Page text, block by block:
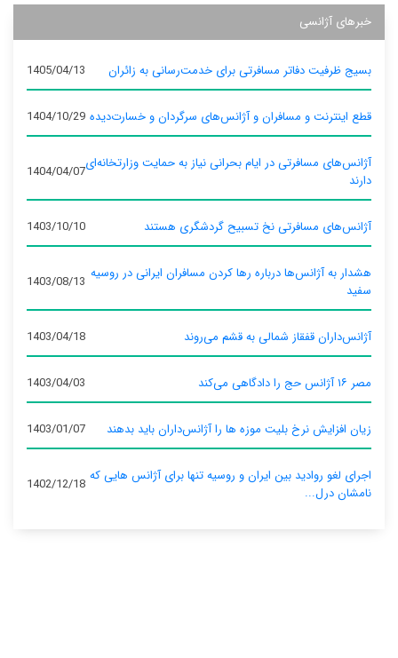
خبرهای آژانسی
بسیج ظرفیت دفاتر مسافرتی برای خدمت‌رسانی به زائران 1405/04/13
قطع اینترنت و مسافران و آژانس‌های سرگردان و خسارت‌دیده 1404/10/29
آژانس‌های مسافرتی در ایام بحرانی نیاز به حمایت وزارتخانه‌ای
دارند
1404/04/07
آژانس‌های مسافرتی نخ تسبیح گردشگری هستند 1403/10/10
هشدار به آژانس‌ها درباره رها کردن مسافران ایرانی در روسیه
سفید
1403/08/13
آژانس‌داران قفقاز شمالی به قشم می‌روند 1403/04/18
مصر ۱۶ آژانس حج را دادگاهی می‌کند 1403/04/03
زیان افزایش نرخ بلیت موزه ها را آژانس‌داران باید بدهند 1403/01/07
اجرای لغو روادید بین ایران و روسیه تنها برای آژانس‌ هایی که
نامشان درل...
1402/12/18